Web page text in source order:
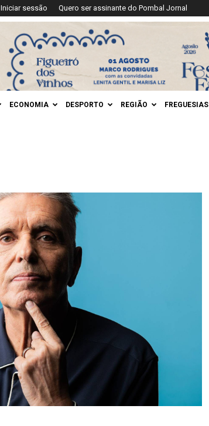
Iniciar sessão Quero ser assinante do Pombal Jornal
ECONOMIA DESPORTO REGIÃO FREGUESIAS